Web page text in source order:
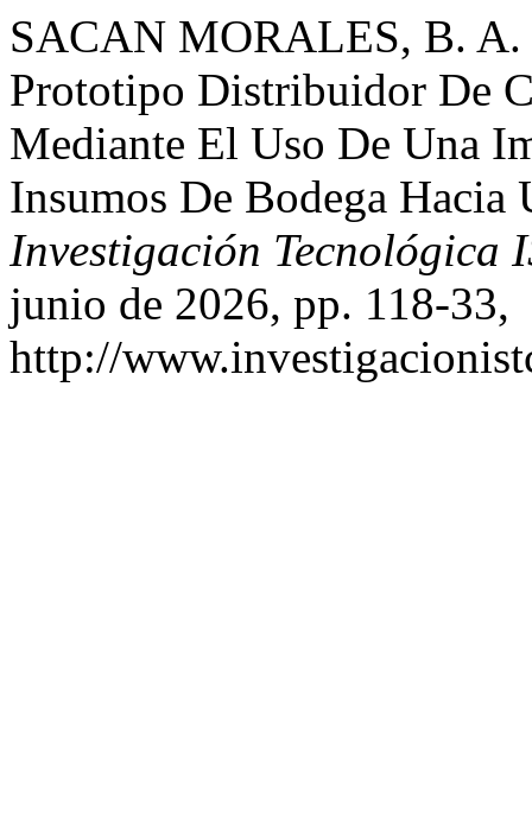
SACAN MORALES, B. A.
Prototipo Distribuidor De
Mediante El Uso De Una
Insumos De Bodega
Investigación Tecnológica
junio de 2026, pp. 118-33,
http://